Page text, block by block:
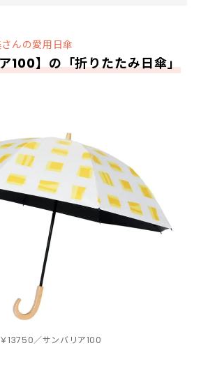
んの愛用日傘
100】の「折りたたみ日傘」
￥13750／サンバリア100